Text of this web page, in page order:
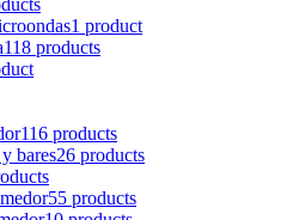
1 product
118 products
116 products
bares26 products
55 products